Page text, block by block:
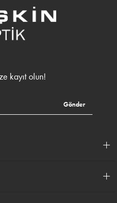
kayıt olun!
Gönder